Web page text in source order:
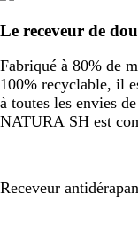
Le receveur de
Fabriqué à 80% de
100% recyclable, il
à toutes les envies
NATURA SH est
Receveur